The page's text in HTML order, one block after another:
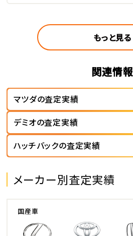
もっと見る
関連情報
マツダの査定実績
デミオの査定実績
ハッチバックの査定実績
メーカー別査定実績
国産車